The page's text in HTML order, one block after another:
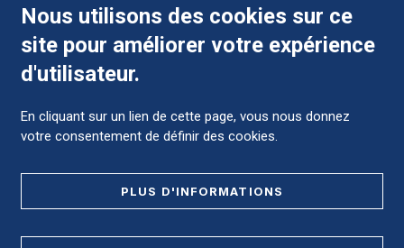
Comment préparer mon hospitalisation ?
Nous utilisons des cookies sur ce
site pour améliorer votre expérience
d'utilisateur.
En cliquant sur un lien de cette page, vous nous donnez
votre consentement de définir des cookies.
PLUS D'INFORMATIONS